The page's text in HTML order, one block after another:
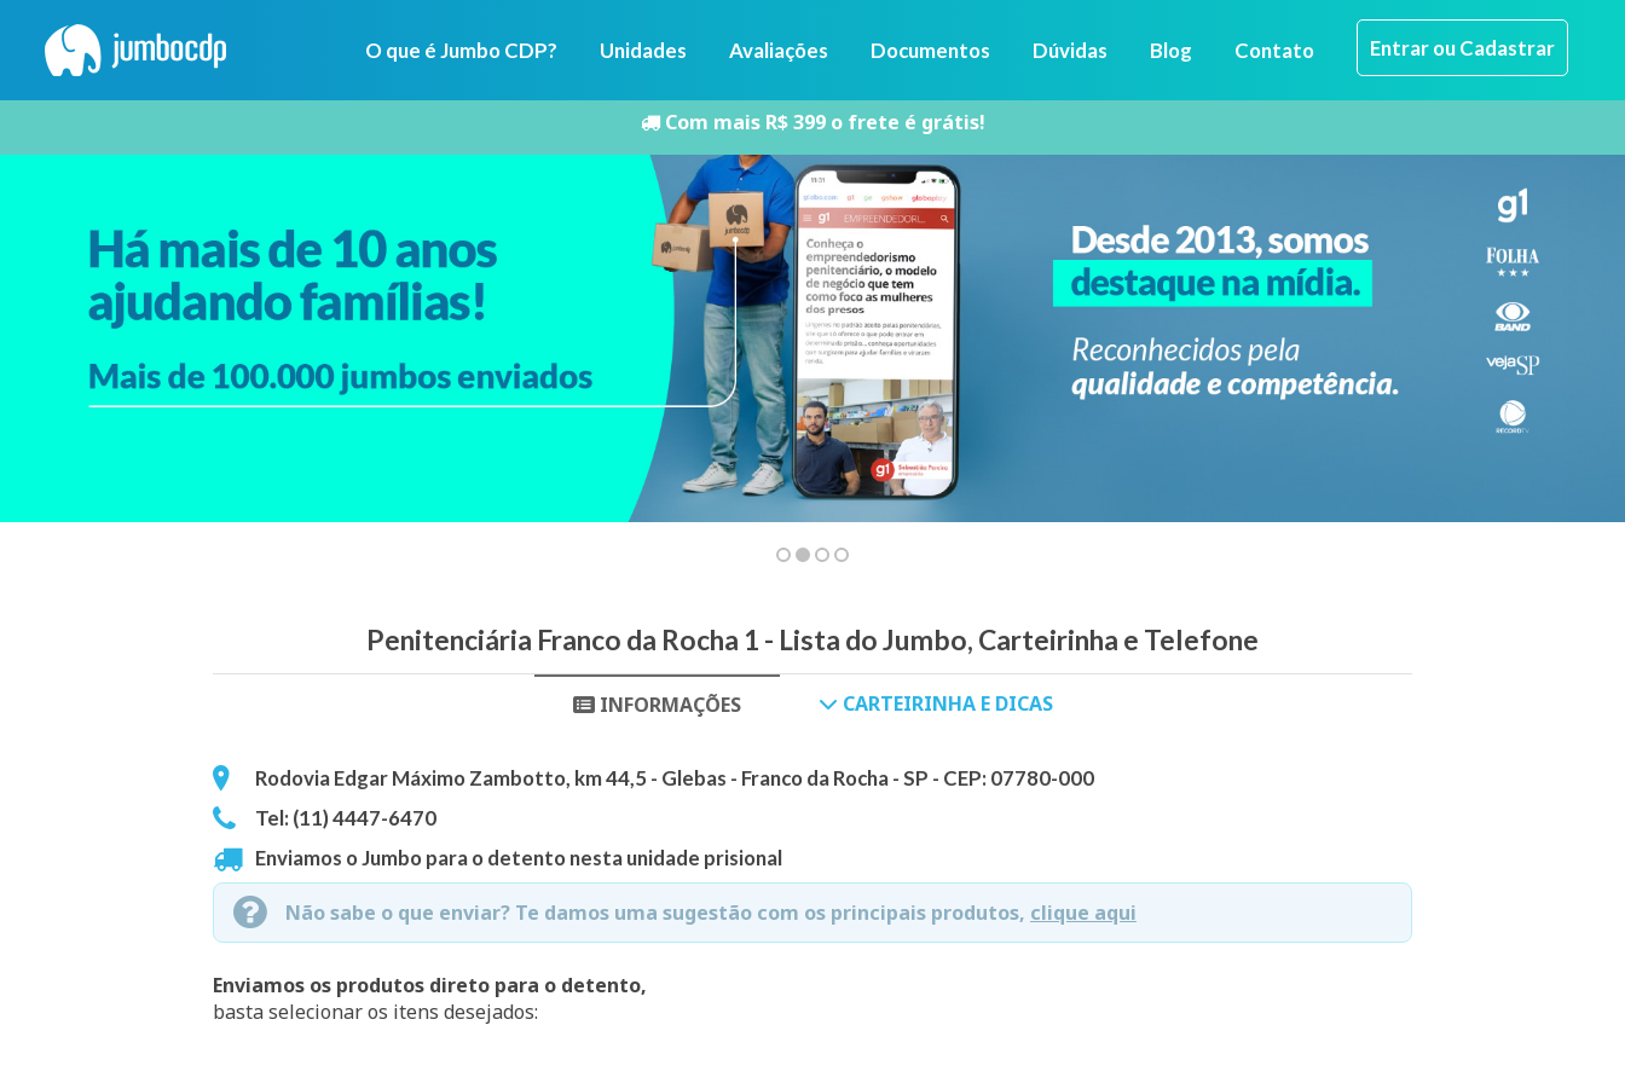
O que é Jumbo CDP? Unidades Avaliações Documentos Dúvidas Blog Contato Entrar ou Cadastrar
Com mais R$ 399 o frete é grátis!
Penitenciária Franco da Rocha 1 - Lista do Jumbo, Carteirinha e Telefone
INFORMAÇÕES CARTEIRINHA E DICAS
Rodovia Edgar Máximo Zambotto, km 44,5 - Glebas - Franco da Rocha - SP - CEP: 07780-000
Tel: (11) 4447-6470
Enviamos o Jumbo para o detento nesta unidade prisional
Não sabe o que enviar? Te damos uma sugestão com os principais produtos, clique aqui
Enviamos os produtos direto para o detento,
basta selecionar os itens desejados: